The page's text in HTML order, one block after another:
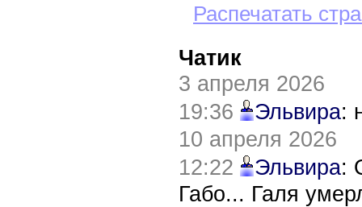
Распечатать
Чатик
3 апреля 2026
19:36
Эльвира:
10 апреля 2026
12:22
Эльвира:
Габо... Галя